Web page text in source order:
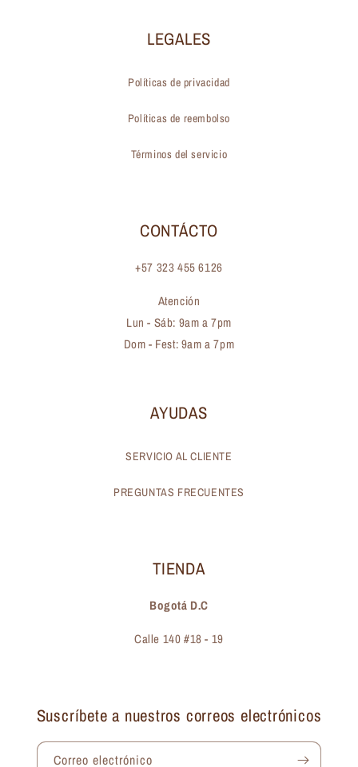
LEGALES
Políticas de privacidad
Políticas de reembolso
Términos del servicio
CONTÁCTO
+57 323 455 6126
Atención
Lun - Sáb: 9am a 7pm
Dom - Fest: 9am a 7pm
AYUDAS
SERVICIO AL CLIENTE
PREGUNTAS FRECUENTES
TIENDA
Bogotá D.C
Calle 140 #18 - 19
Suscríbete a nuestros correos electrónicos
Correo electrónico